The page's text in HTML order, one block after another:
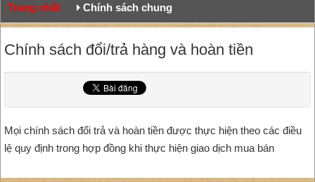
Trang nhất Chính sách chung
Chính sách đổi/trả hàng và hoàn tiền
Mọi chính sách đổi trả và hoàn tiền được thực hiện theo các điều
lệ quy định trong hợp đồng khi thực hiện giao dịch mua bán